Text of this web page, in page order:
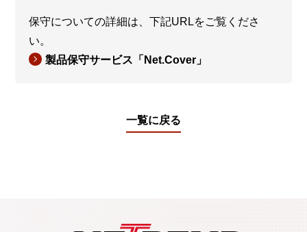
保守についての詳細は、下記URLをご覧くださ
い。
製品保守サービス「Net.Cover」
一覧に戻る